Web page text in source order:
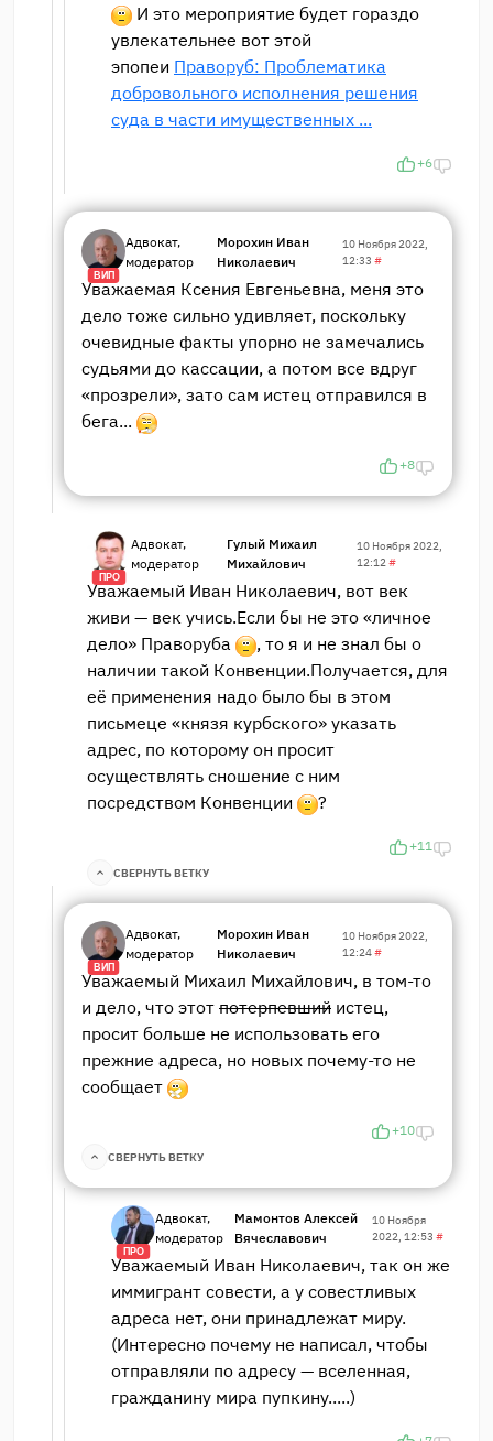
И это мероприятие будет гораздо
увлекательнее вот этой
эпопеи Праворуб: Проблематика
добровольного исполнения решения
суда в части имущественных ...
+6
ВИП
Адвокат,
модератор
Морохин Иван
Николаевич
10 Ноября 2022,
12:33#
Уважаемая Ксения Евгеньевна, меня это
дело тоже сильно удивляет, поскольку
очевидные факты упорно не замечались
судьями до кассации, а потом все вдруг
«прозрели», зато сам истец отправился в
бега...
+8
ПРО
Адвокат,
модератор
Гулый Михаил
Михайлович
10 Ноября 2022,
12:12#
Уважаемый Иван Николаевич, вот век
живи — век учись.Если бы не это «личное
дело» Праворуба
, то я и не знал бы о
наличии такой Конвенции.Получается, для
её применения надо было бы в этом
письмеце «князя курбского» указать
адрес, по которому он просит
осуществлять сношение с ним
посредством Конвенции
?
+11
СВЕРНУТЬ ВЕТКУ
ВИП
Адвокат,
модератор
Морохин Иван
Николаевич
10 Ноября 2022,
12:24#
Уважаемый Михаил Михайлович, в том-то
и дело, что этот потерпевший истец,
просит больше не использовать его
прежние адреса, но новых почему-то не
сообщает
+10
СВЕРНУТЬ ВЕТКУ
ПРО
Адвокат,
модератор
Мамонтов Алексей
Вячеславович
10 Ноября
2022, 12:53#
Уважаемый Иван Николаевич, так он же
иммигрант совести, а у совестливых
адреса нет, они принадлежат миру.
(Интересно почему не написал, чтобы
отправляли по адресу — вселенная,
гражданину мира пупкину.....)